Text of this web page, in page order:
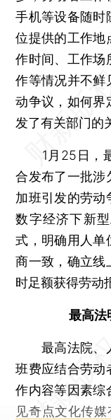
手机等设备随时
位提供的工作地
作时间、工作场
作等情况并不鲜
动争议，如何界
发了有关部门的
1月25日，最
合发布了一批涉
加班引发的劳动
数字经济下新
式，明确用人单
商一致，确立线
时足额获得劳动
最高法
最高法院、人
班费应结合劳动
作内容等因素综
见奇点文化传媒